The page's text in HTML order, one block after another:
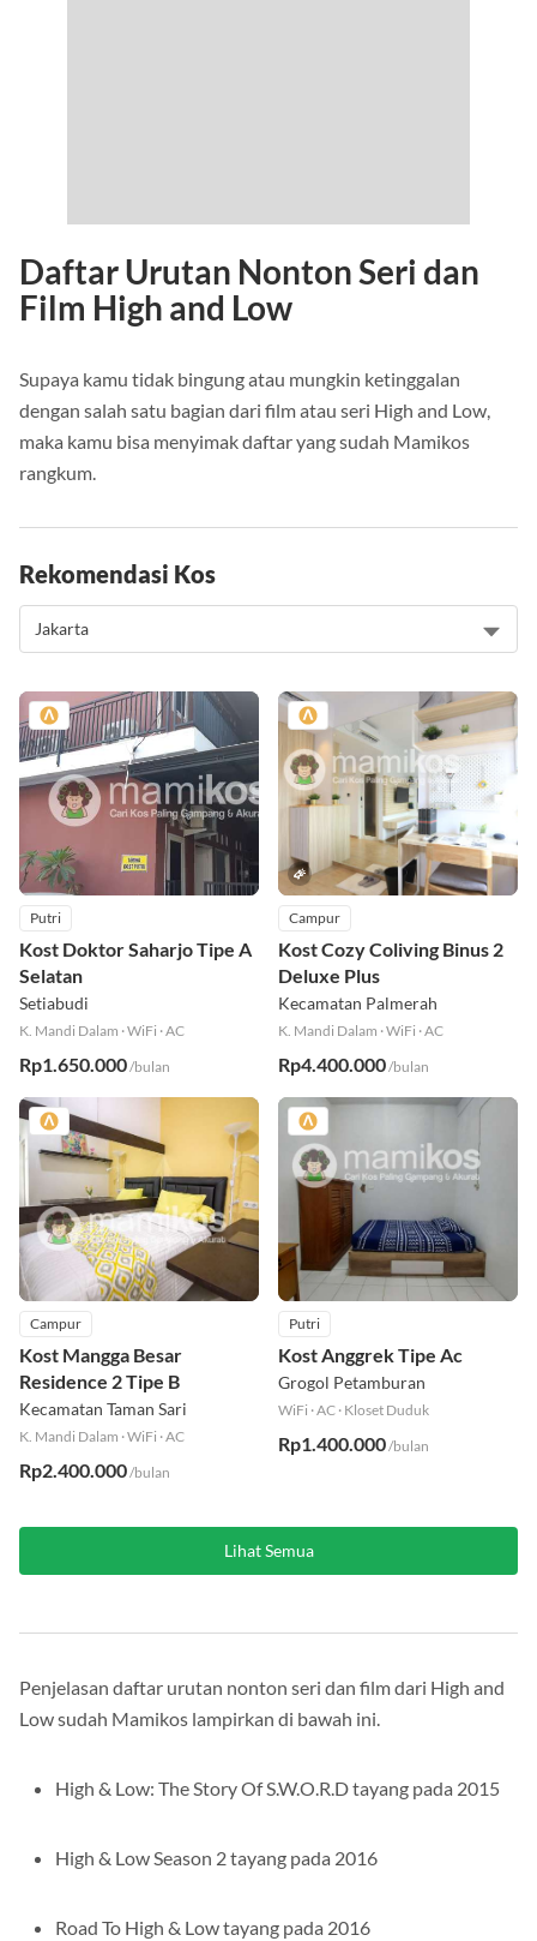
Daftar Urutan Nonton Seri dan
Film High and Low
Supaya kamu tidak bingung atau mungkin ketinggalan
dengan salah satu bagian dari film atau seri High and Low,
maka kamu bisa menyimak daftar yang sudah Mamikos
rangkum.
Rekomendasi Kos
Putri
Kost Doktor Saharjo Tipe A
Selatan
Setiabudi
K. Mandi Dalam ·WiFi ·AC
Rp1.650.000/bulan
Campur
Kost Cozy Coliving Binus 2
Deluxe Plus
Kecamatan Palmerah
K. Mandi Dalam ·WiFi ·AC
Rp4.400.000/bulan
Campur
Kost Mangga Besar
Residence 2 Tipe B
Kecamatan Taman Sari
K. Mandi Dalam ·WiFi ·AC
Rp2.400.000/bulan
Putri
Kost Anggrek Tipe Ac
Grogol Petamburan
WiFi ·AC · Kloset Duduk
Rp1.400.000/bulan
Lihat Semua
Penjelasan daftar urutan nonton seri dan film dari High and
Low sudah Mamikos lampirkan di bawah ini.
High & Low: The Story Of S.W.O.R.D tayang pada 2015
High & Low Season 2 tayang pada 2016
Road To High & Low tayang pada 2016